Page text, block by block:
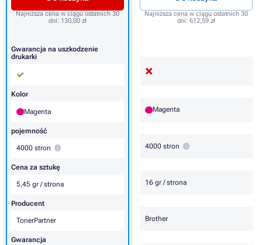
Najniższa cena w ciągu ostatnich 30
dni: 612,59 zł
Magenta
4000 stron
16 gr / strona
Brother
Najniższa cena w ciągu ostatnich 30
dni: 130,00 zł
Gwarancja na uszkodzenie
drukarki
Kolor
Magenta
pojemność
4000 stron
Cena za sztukę
5,45 gr / strona
Producent
TonerPartner
Gwarancja